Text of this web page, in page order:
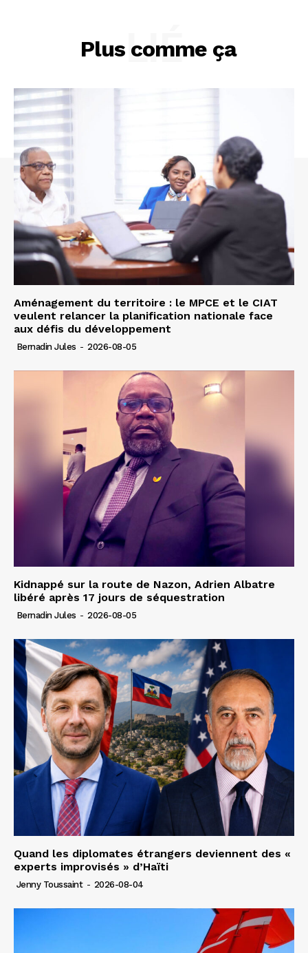
Plus comme ça
LIÉ
Aménagement du territoire : le MPCE et le CIAT
veulent relancer la planification nationale face
aux défis du développement
Bernadin Jules - 2026-08-05
Kidnappé sur la route de Nazon, Adrien Albatre
libéré après 17 jours de séquestration
Bernadin Jules - 2026-08-05
Quand les diplomates étrangers deviennent des «
experts improvisés » d’Haïti
Jenny Toussaint - 2026-08-04